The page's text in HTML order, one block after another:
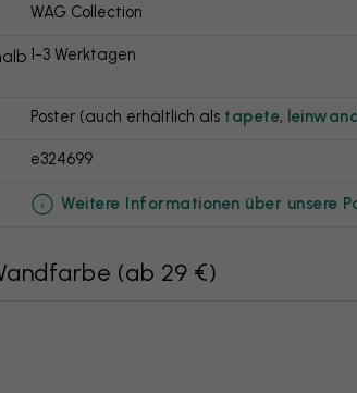
WAG Collection
1-3 Werktagen
Poster (auch erhältlich als tapete,
e324699
Weitere Informationen über unsere
(ab 29 €)